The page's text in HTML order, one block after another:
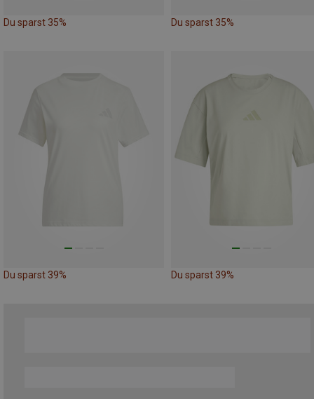
Du sparst 35% Du sparst 35%
Du sparst 39% Du sparst 39%